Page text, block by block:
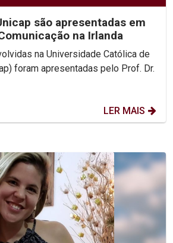
são apresentadas em
na Irlanda
na Universidade Católica de
foram apresentadas pelo Prof. Dr.
LER MAIS